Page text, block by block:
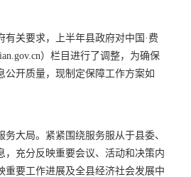
有关要求，上半年县政府对中国·费
）栏目进行了调整，为确保
公开质量，现制定保障工作方案如
务大局。紧紧围绕服务服从于县委、
，充分反映重要会议、活动和决策内
重要工作进展及全县经济社会发展中